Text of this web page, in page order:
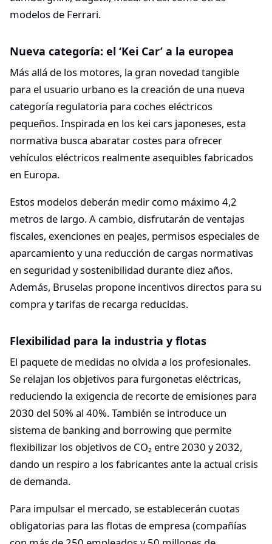
modelos de Ferrari.
Nueva categoría: el ‘Kei Car’ a la europea
Más allá de los motores, la gran novedad tangible
para el usuario urbano es la creación de una nueva
categoría regulatoria para coches eléctricos
pequeños. Inspirada en los kei cars japoneses, esta
normativa busca abaratar costes para ofrecer
vehículos eléctricos realmente asequibles fabricados
en Europa.
Estos modelos deberán medir como máximo 4,2
metros de largo. A cambio, disfrutarán de ventajas
fiscales, exenciones en peajes, permisos especiales de
aparcamiento y una reducción de cargas normativas
en seguridad y sostenibilidad durante diez años.
Además, Bruselas propone incentivos directos para su
compra y tarifas de recarga reducidas.
Flexibilidad para la industria y flotas
El paquete de medidas no olvida a los profesionales.
Se relajan los objetivos para furgonetas eléctricas,
reduciendo la exigencia de recorte de emisiones para
2030 del 50% al 40%. También se introduce un
sistema de banking and borrowing que permite
flexibilizar los objetivos de CO₂ entre 2030 y 2032,
dando un respiro a los fabricantes ante la actual crisis
de demanda.
Para impulsar el mercado, se establecerán cuotas
obligatorias para las flotas de empresa (compañías